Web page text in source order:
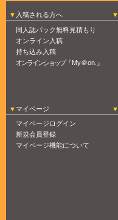
入稿される方へ
同人誌パック無料見積もり
オンライン入稿
持ち込み入稿
オンラインショップ『My＠on.』
マイページ
マイページログイン
新規会員登録
マイページ機能について